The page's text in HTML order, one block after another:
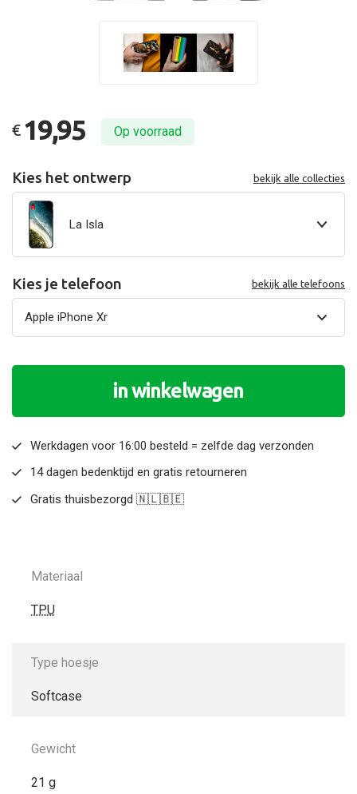
€ 19,95 Op voorraad
Kies het ontwerp bekijk alle collecties
La Isla
Kies je telefoon bekijk alle telefoons
in winkelwagen
Werkdagen voor 16:00 besteld = zelfde dag verzonden
14 dagen bedenktijd en gratis retourneren
Gratis thuisbezorgd 🇳🇱🇧🇪
Materiaal
TPU
Type hoesje
Softcase
Gewicht
21 g